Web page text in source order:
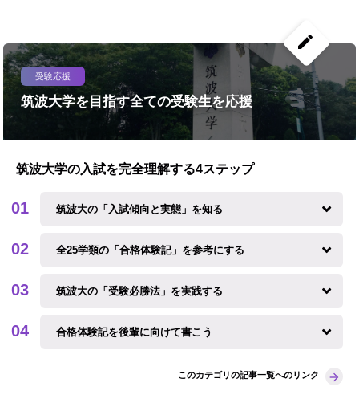
create
受験応援
筑波大学を目指す全ての受験生を応援
筑波大学の入試を完全理解する4ステップ
筑波大の「入試傾向と実態」を知る
全25学類の「合格体験記」を参考にする
筑波大の「受験必勝法」を実践する
合格体験記を後輩に向けて書こう
このカテゴリの記事一覧へのリンク